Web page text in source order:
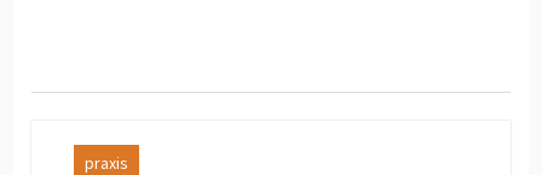
praxis